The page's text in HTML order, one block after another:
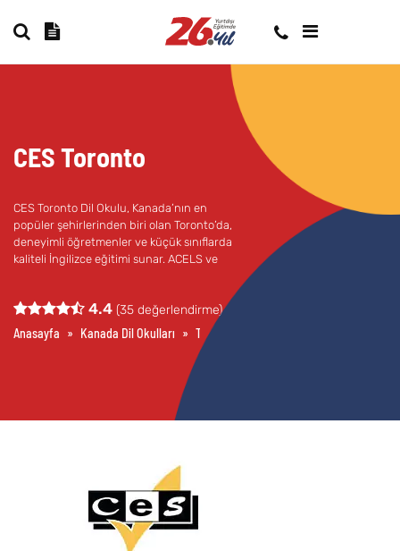
CES Toronto
CES Toronto Dil Okulu, Kanada’nın en
popüler şehirlerinden biri olan Toronto’da,
deneyimli öğretmenler ve küçük sınıflarda
kaliteli İngilizce eğitimi sunar. ACELS ve
4.4 (35 değerlendirme)
Anasayfa » Kanada Dil Okulları » Toronto Dil Okulları